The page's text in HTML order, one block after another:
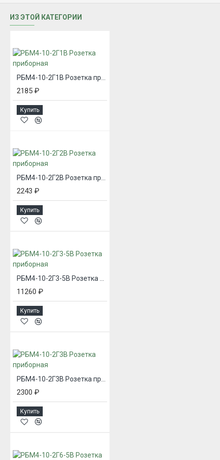
ИЗ ЭТОЙ КАТЕГОРИИ
2185 ₽
Купить
РБМ4-10-2Г2В Розетка приборная
2243 ₽
Купить
РБМ4-10-2Г3-5В Розетка приборная
11260 ₽
Купить
2300 ₽
Купить